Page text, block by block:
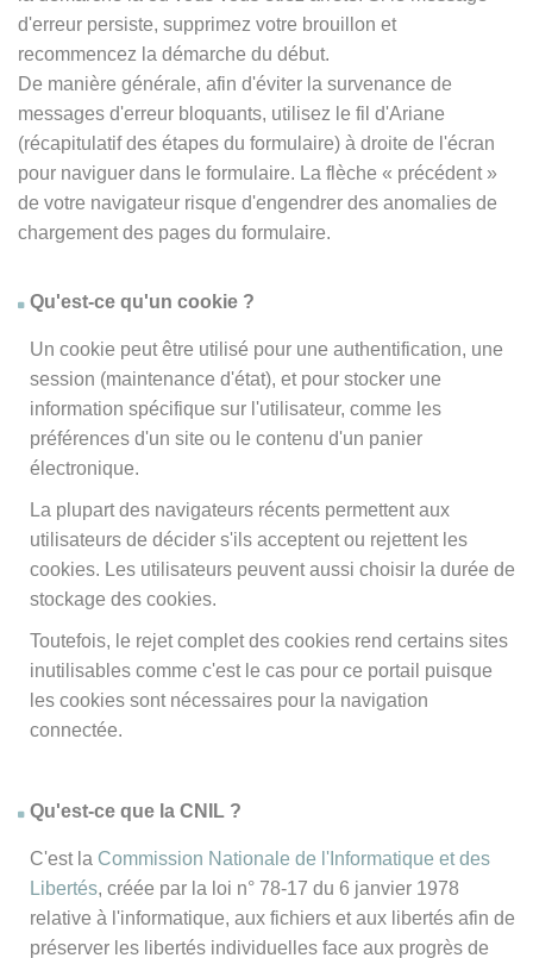
d'erreur persiste, supprimez votre brouillon et
recommencez la démarche du début.
De manière générale, afin d'éviter la survenance de
messages d'erreur bloquants, utilisez le fil d'Ariane
(récapitulatif des étapes du formulaire) à droite de l'écran
pour naviguer dans le formulaire. La flèche « précédent »
de votre navigateur risque d'engendrer des anomalies de
chargement des pages du formulaire.
Qu'est-ce qu'un cookie ?
Un cookie peut être utilisé pour une authentification, une
session (maintenance d'état), et pour stocker une
information spécifique sur l'utilisateur, comme les
préférences d'un site ou le contenu d'un panier
électronique.
La plupart des navigateurs récents permettent aux
utilisateurs de décider s'ils acceptent ou rejettent les
cookies. Les utilisateurs peuvent aussi choisir la durée de
stockage des cookies.
Toutefois, le rejet complet des cookies rend certains sites
inutilisables comme c'est le cas pour ce portail puisque
les cookies sont nécessaires pour la navigation
connectée.
Qu'est-ce que la CNIL ?
C'est la Commission Nationale de l'Informatique et des
Libertés, créée par la loi n° 78-17 du 6 janvier 1978
relative à l'informatique, aux fichiers et aux libertés afin de
préserver les libertés individuelles face aux progrès de